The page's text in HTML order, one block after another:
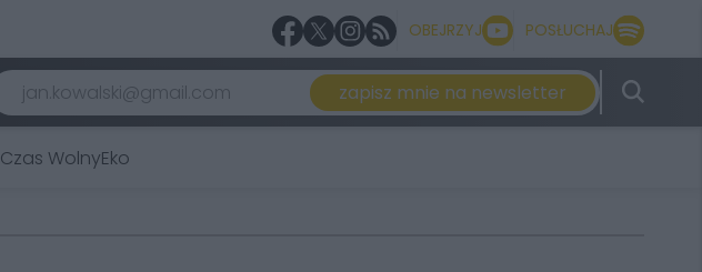
OBEJRZYJ POSŁUCHAJ
zapisz mnie na newsletter
Czas WolnyEko